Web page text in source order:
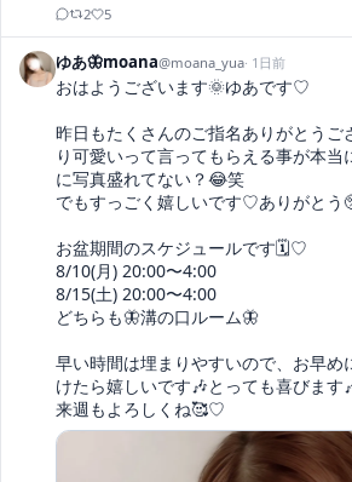
2 5
ゆあ🦋moana@moana_yua· 1日前
おはようございます🌞ゆあです♡
昨日もたくさんのご指名ありがとう
り可愛いって言ってもらえる事が本当
に写真盛れてない？😂笑
でもすっごく嬉しいです♡ありがと
お盆期間のスケジュールです🗓️♡
8/10(月) 20:00〜4:00
8/15(土) 20:00〜4:00
どちらも🦋溝の口ルーム🦋
早い時間は埋まりやすいので、お早め
けたら嬉しいです🎶とっても喜びます
来週もよろしくね🥰♡